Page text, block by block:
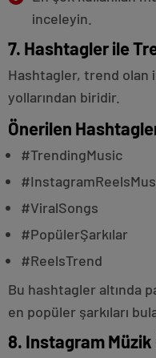
inceleyin.
7. Hashtagler ile
Hashtagler, trend olan
yollarından biridir.
Önerilen
#TrendingMusic
#ViralSongs
#PopülerŞarkılar
#ReelsTrend
Bu hashtagler altında
en popüler şarkıları
8. Instagram